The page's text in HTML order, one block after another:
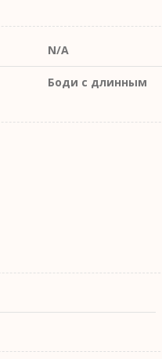
N/A
Боди с длинным